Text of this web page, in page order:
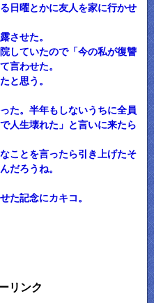
日曜とかに友人を家に行かせ
させた。
していたので「今の私が復讐
言わせた。
と思う。
た。半年もしないうちに全員
人生壊れた」と言いに来たら
ことを言ったら引き上げたそ
だろうね。
た記念にカキコ。
リンク